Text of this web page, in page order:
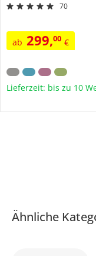
70
ab 299,00 €
Lieferzeit: bis zu 10
Ähnliche